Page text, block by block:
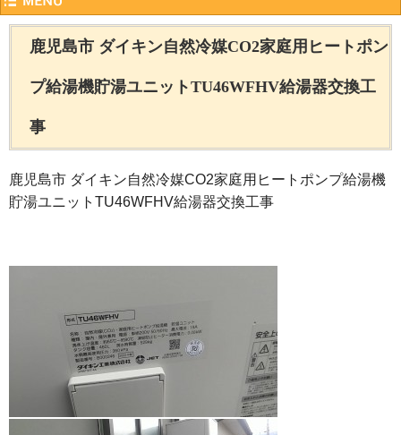
鹿児島市 ダイキン自然冷媒CO2家庭用ヒートポン
プ給湯機貯湯ユニットTU46WFHV給湯器交換工
事
鹿児島市 ダイキン自然冷媒CO2家庭用ヒートポンプ給湯機
貯湯ユニットTU46WFHV給湯器交換工事